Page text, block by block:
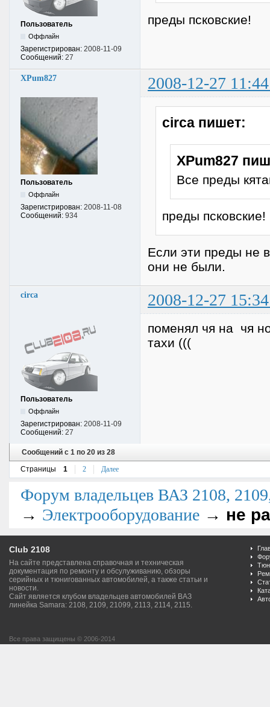
Пользователь
Оффлайн
Зарегистрирован: 2008-11-09
Сообщений: 27
преды псковские!
XPum827 2008-12-27
Пользователь
Оффлайн
Зарегистрирован: 2008-11-08
Сообщений: 934
circa пишет:
XPum827
Все преды
преды псковские!
Если эти преды не
они не были.
circa 2008-12-27
Пользователь
Оффлайн
Зарегистрирован: 2008-11-09
Сообщений: 27
поменял чя на чя
тахи (((
Сообщений с 1 по 20 из 28
Страницы
1 2 Далее
Форум владельцев ВАЗ 2108,
→ Электрооборудование → не
Club 2108
На сайте представлена справочная и техническая
документация по ремонту и обсулуживанию, обзоры
серийных и тюнигованных автомобилей, а также статьи и
новости.
Сайт является клубом владельцев автомобилей ВАЗ
линейка Samara: 2108, 2109, 21099, 2113, 2114, 2115.
Все права защищены © 2006-2014